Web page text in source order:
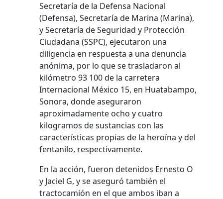
Secretaría de la Defensa Nacional
(Defensa), Secretaría de Marina (Marina),
y Secretaría de Seguridad y Protección
Ciudadana (SSPC), ejecutaron una
diligencia en respuesta a una denuncia
anónima, por lo que se trasladaron al
kilómetro 93 100 de la carretera
Internacional México 15, en Huatabampo,
Sonora, donde aseguraron
aproximadamente ocho y cuatro
kilogramos de sustancias con las
características propias de la heroína y del
fentanilo, respectivamente.
En la acción, fueron detenidos Ernesto O
y Jaciel G, y se aseguró también el
tractocamión en el que ambos iban a